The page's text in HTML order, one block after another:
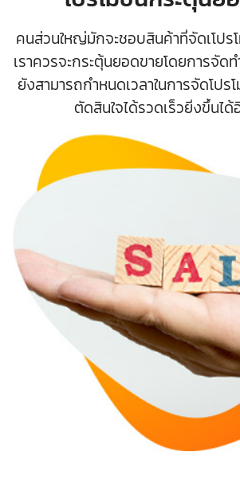
คนส่วนใหญ่มักจะชอบสินค้าที่จัดเโป
เราควรจะกระตุ้นยอดขายโดยการจัดท
ยังสามารถกำหนดเวลาในการจัดโปร
ตัดสินใจได้รวดเร็วยิ่งขึ้นไ